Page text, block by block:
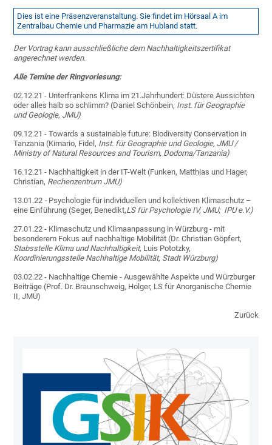
Dies ist eine Präsenzveranstaltung. Sie findet im Hörsaal A im
Zentralbau Chemie und Pharmazie am Hubland statt.
Der Vortrag kann ausschließliche dem Nachhaltigkeitszertifikat
angerechnet werden.
Alle Temine der Ringvorlesung:
02.12.21 - Unterfrankens Klima im 21.Jahrhundert: Düstere Aussichten
oder alles halb so schlimm? (Daniel Schönbein, Inst. für Geographie
und Geologie, JMU)
09.12.21 - Towards a sustainable future: Biodiversity Conservation in
Tanzania (Kimario, Fidel, Inst. für Geographie und Geologie, JMU /
Ministry of Natural Resources and Tourism, Dodoma/Tanzania)
16.12.21 - Nachhaltigkeit in der IT-Welt (Funken, Matthias und Hager,
Christian, Rechenzentrum JMU)
13.01.22 - Psychologie für individuellen und kollektiven Klimaschutz –
eine Einführung (Seger, Benedikt,LS für Psychologie IV, JMU; IPU e.V.)
27.01.22 - Klimaschutz und Klimaanpassung in Würzburg - mit
besonderem Fokus auf nachhaltige Mobilität (Dr. Christian Göpfert,
Stabsstelle Klima und Nachhaltigkeit, Luis Pototzky,
Koordinierungsstelle Nachhaltige Mobilität, Stadt Würzburg)
03.02.22 - Nachhaltige Chemie - Ausgewählte Aspekte und Würzburger
Beiträge (Prof. Dr. Braunschweig, Holger, LS für Anorganische Chemie
II, JMU)
Zurück